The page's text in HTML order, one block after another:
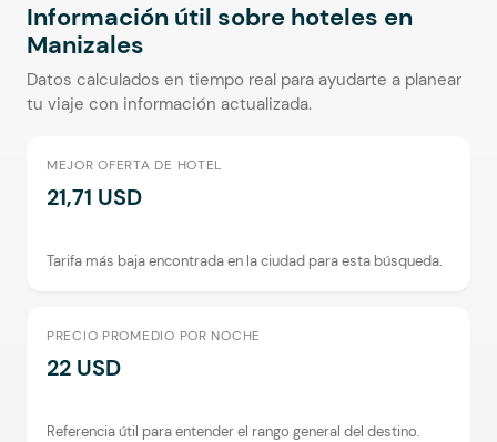
Información útil sobre hoteles en
Manizales
Datos calculados en tiempo real para ayudarte a planear
tu viaje con información actualizada.
MEJOR OFERTA DE HOTEL
21,71 USD
Tarifa más baja encontrada en la ciudad para esta búsqueda.
PRECIO PROMEDIO POR NOCHE
22 USD
Referencia útil para entender el rango general del destino.